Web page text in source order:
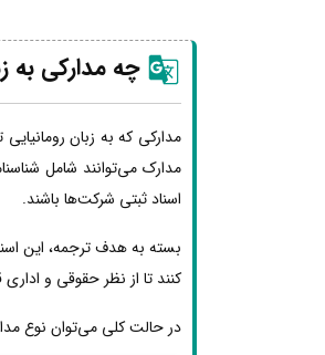
چه مدارکی به
مدارکی که به زبان
مدارک می‌توانند شامل
اسناد ثبتی شرکت‌ها باشند.
بسته به هدف ترجمه، این
کنند تا از نظر حقوقی و اداری
در حالت کلی می‌توان نوع